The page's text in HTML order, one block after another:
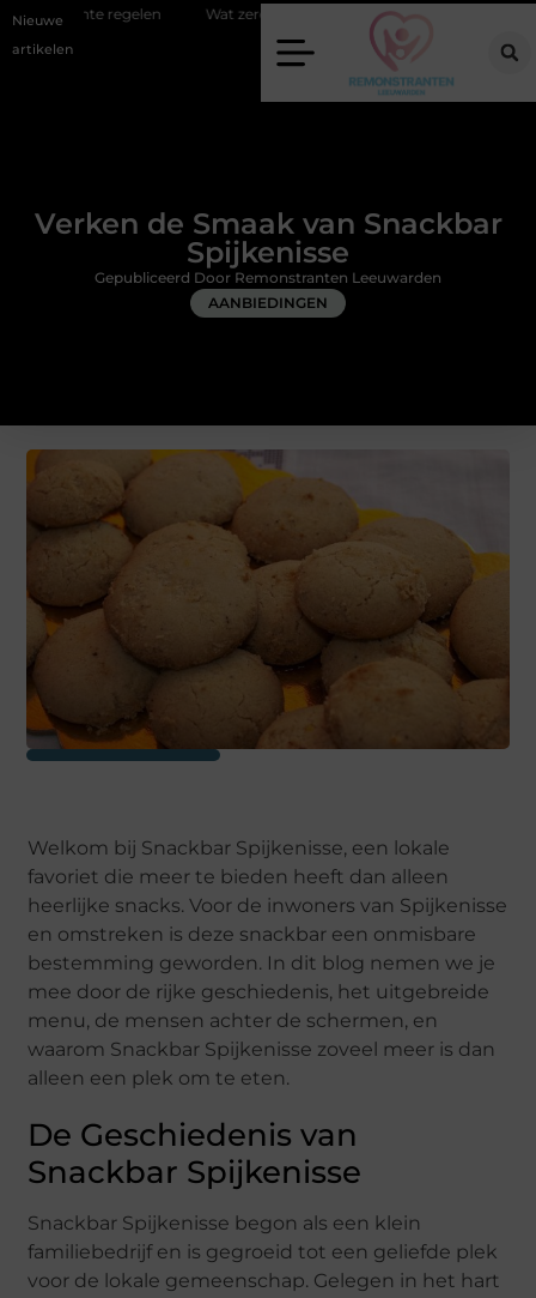
Nieuwe
artikelen
Wat zero-click search betekent voor de toekomst van online
Verken de Smaak van Snackbar
Spijkenisse
AANBIEDINGEN
Gepubliceerd Door Remonstranten Leeuwarden
Welkom bij Snackbar Spijkenisse, een lokale
favoriet die meer te bieden heeft dan alleen
heerlijke snacks. Voor de inwoners van Spijkenisse
en omstreken is deze snackbar een onmisbare
bestemming geworden. In dit blog nemen we je
mee door de rijke geschiedenis, het uitgebreide
menu, de mensen achter de schermen, en
waarom Snackbar Spijkenisse zoveel meer is dan
alleen een plek om te eten.
De Geschiedenis van
Snackbar Spijkenisse
Snackbar Spijkenisse begon als een klein
familiebedrijf en is gegroeid tot een geliefde plek
voor de lokale gemeenschap. Gelegen in het hart